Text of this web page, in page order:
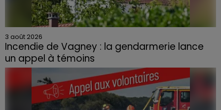
3 août 2026
Incendie de Vagney : la gendarmerie lance
un appel à témoins
Le feu, parti d'une haie avant de se propager au
quartier résidentiel, avait détruit deux habitations et
contraint à l'évacuation d'une centaine de personnes.